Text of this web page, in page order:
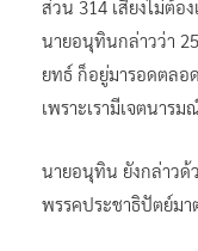
ส่วน 314 เสียงไม่ต้อ
นายอนุทินกล่าวว่า
ยทธ์ ก็อยู่มารอดตลอ
เพราะเรามีเจตนาร
นายอนุทิน ยังกล่าวด้
พรรคประชาธิปัตย์มา